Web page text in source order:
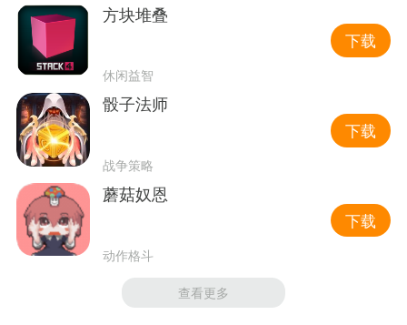
方块堆叠
休闲益智
下载
骰子法师
战争策略
下载
蘑菇奴恩
动作格斗
下载
查看更多